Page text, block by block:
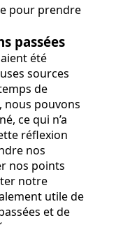
pour prendre
passées
été
sources
de
nous pouvons
ce qui n’a
réflexion
nos
nos points
notre
utile de
et de